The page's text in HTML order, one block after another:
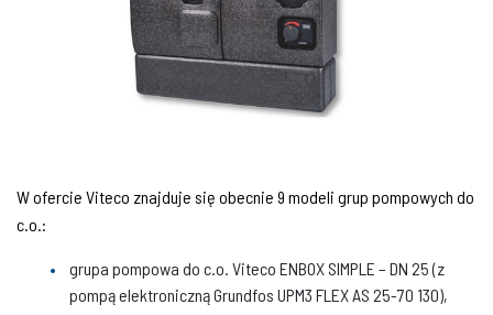
W ofercie Viteco znajduje się obecnie 9 modeli grup pompowych do
c.o.:
grupa pompowa do c.o. Viteco ENBOX SIMPLE – DN 25 (z
pompą elektroniczną Grundfos UPM3 FLEX AS 25-70 130),